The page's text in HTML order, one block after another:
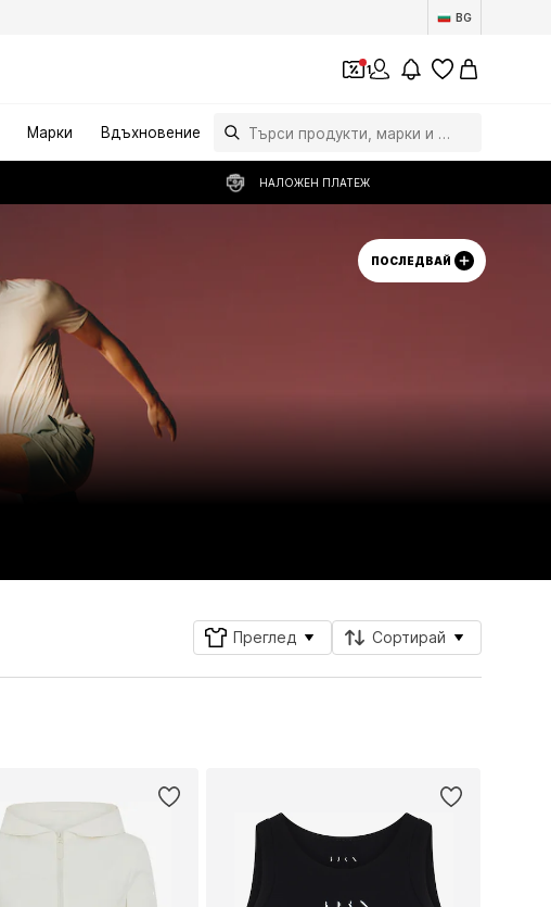
BG
1
Марки Вдъхновение
НАЛОЖЕН ПЛАТЕЖ
ПОСЛЕДВАЙ
Преглед Сортирай